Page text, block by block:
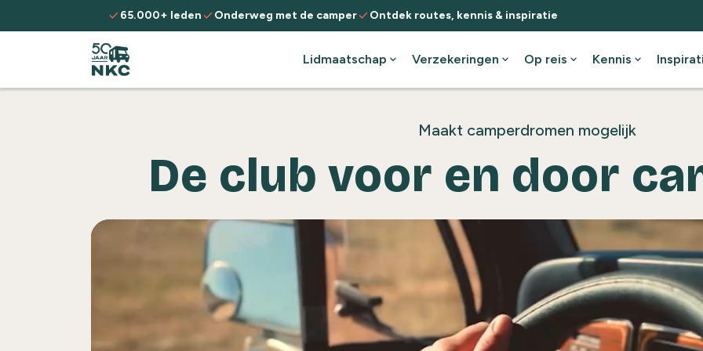
Spring naar de inhoud
check65.000+ ledencheckOnderweg met de campercheckOntdek routes, kennis & inspiratie
Lidmaatschap expand_more Verzekeringen expand_more Op reis expand_more Kennis expand_more
Maakt camperdromen mogelijk
De club voor en door